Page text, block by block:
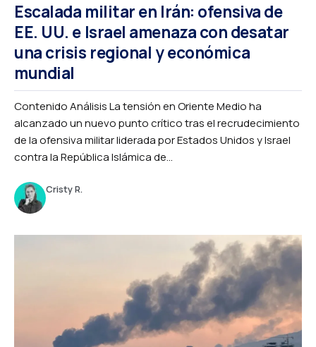
Escalada militar en Irán: ofensiva de
EE. UU. e Israel amenaza con desatar
una crisis regional y económica
mundial
Contenido Análisis La tensión en Oriente Medio ha
alcanzado un nuevo punto crítico tras el recrudecimiento
de la ofensiva militar liderada por Estados Unidos y Israel
contra la República Islámica de...
Cristy R.